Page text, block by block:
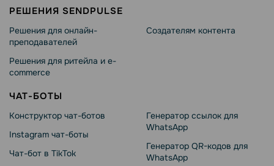
РЕШЕНИЯ SENDPULSE
Решения для онлайн-
преподавателей
Решения для ритейла и e-
commerce
Создателям контента
ЧАТ-БОТЫ
Конструктор чат-ботов
Instagram чат-боты
Чат-бот в TikTok
Генератор ссылок для
WhatsApp
Генератор QR-кодов для
WhatsApp